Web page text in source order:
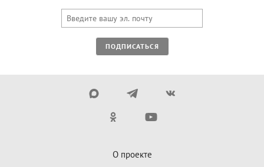
ПОДПИСАТЬСЯ
О проекте